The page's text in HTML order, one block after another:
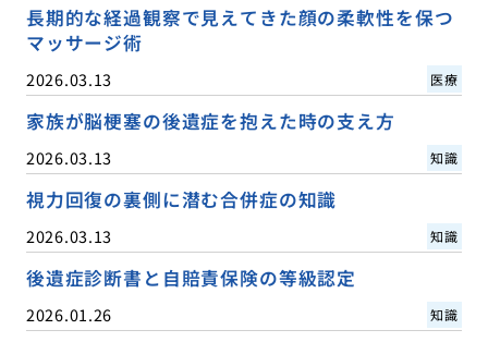
長期的な経過観察で見えてきた顔の柔軟性を保つ
マッサージ術
2026.03.13 医療
家族が脳梗塞の後遺症を抱えた時の支え方
2026.03.13 知識
視力回復の裏側に潜む合併症の知識
2026.03.13 知識
後遺症診断書と自賠責保険の等級認定
2026.01.26 知識